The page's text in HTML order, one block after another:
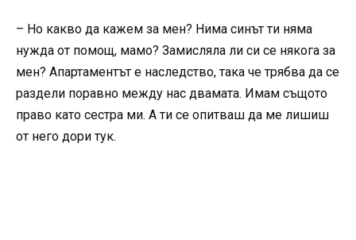
– Но какво да кажем за мен? Нима синът ти няма
нужда от помощ, мамо? Замисляла ли си се някога за
мен? Апартаментът е наследство, така че трябва да се
раздели поравно между нас двамата. Имам същото
право като сестра ми. А ти се опитваш да ме лишиш
от него дори тук.